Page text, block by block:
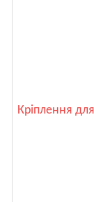
Кріплення